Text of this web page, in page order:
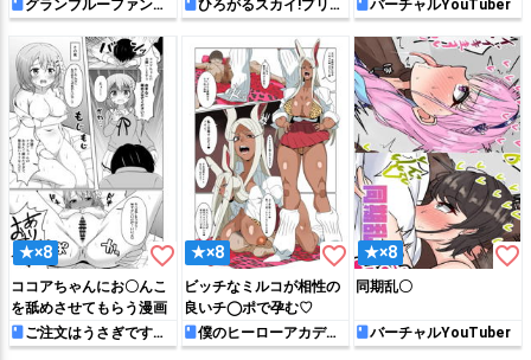
グランブルーファンタ
ジー
ひろがるスカイ!プリキ
ュア
バーチャルYouTuber
★×8 favorite_border
ココアちゃんにお〇んこ
を舐めさせてもらう漫画
ご注文はうさぎです
か？
★×8 favorite_border
ビッチなミルコが相性の
良いチ◯ポで孕む♡
僕のヒーローアカデミ
ア
★×8 favorite_border
同期乱〇
バーチャルYouTuber